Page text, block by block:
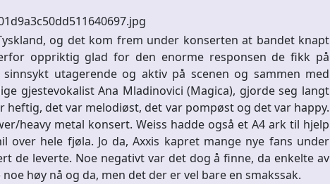
og det kom frem under konserten at bandet knapt
oppriktig glad for den enorme responsen de fikk på
utagerende og aktiv på scenen og sammen med
gjestevokalist Ana Mladinovici (Magica), gjorde seg langt
det var melodiøst, det var pompøst og det var happy.
heavy metal konsert. Weiss hadde også et A4 ark til hjelp
hele fjøla. Jo da, Axxis kapret mange nye fans under
de leverte. Noe negativt var det dog å finne, da enkelte av
høy nå og da, men det der er vel bare en smakssak.